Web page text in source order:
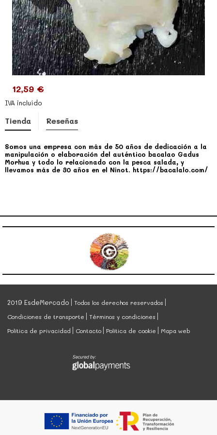
12,59 €
IVA incluído
Tienda Reseñas
Somos una empresa con más de 50 años de dedicación a la
manipulación o elaboración del auténtico bacalao Gadus
Morhua y todo lo relacionado con la pesca salada, y
llevamos más de 30 años en el Ninot. https://bacalalo.com/
2019 EsdeMercado
Todos los derechos reservados
Condiciones de transporte
Términos y condiciones
Política de privacidad
Contacto Política de cookie Mapa web